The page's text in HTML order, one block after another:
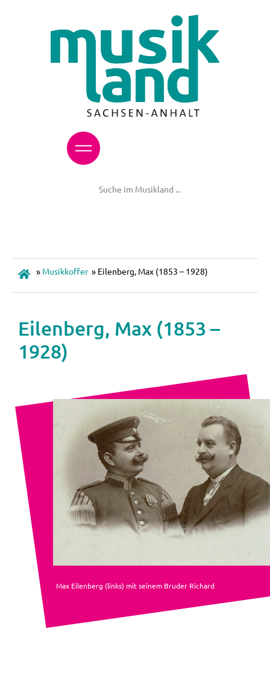
» Musikkoffer » Eilenberg, Max (1853 – 1928)
Eilenberg, Max (1853 –
1928)
Max Eilenberg (links) mit seinem Bruder Richard